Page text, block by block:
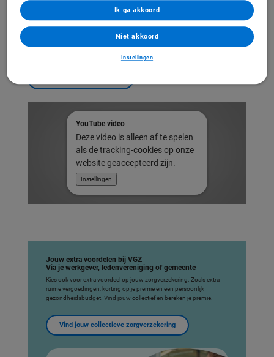
zorgvernieuwing ging bij Toos langs. Ze vertelt aan Eva: “De mevrouw van Earhelp
de regen buiten weer, dat had ik lang niet gehoord."
YouTube video
Deze video is alleen af te spelen
als de tracking-cookies op onze
website geaccepteerd zijn.
Instellingen
Jouw extra voordelen bij VGZ
Via je werkgever, ledenvereniging of gemeente
Kies ook voor extra voordeel op jouw zorgverzekering. Zoals extra
ruime vergoedingen, korting op je premie en een persoonlijk
gezondheidsbudget. Vind jouw collectief en bereken je premie.
Vind jouw collectieve zorgverzekering
Instellingen
Niet akkoord
Ik ga akkoord